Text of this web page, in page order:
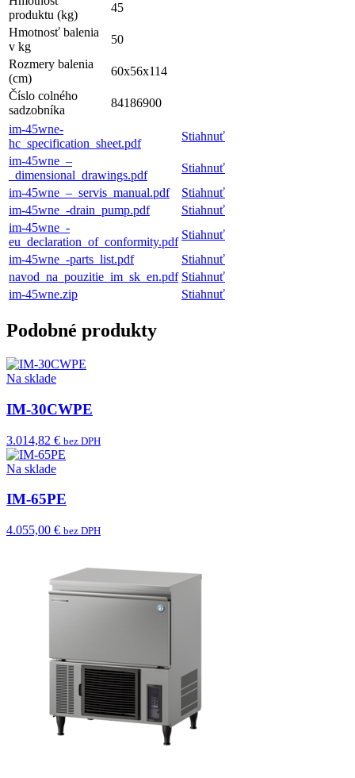
produktu (kg)
45
Hmotnosť balenia
v kg
50
Rozmery balenia
(cm)
60x56x114
Číslo colného
sadzobníka
84186900
im-45wne-
hc_specification_sheet.pdf
Stiahnuť
im-45wne_–
_dimensional_drawings.pdf
Stiahnuť
im-45wne_–_servis_manual.pdf
Stiahnuť
im-45wne_-drain_pump.pdf
Stiahnuť
im-45wne_-
eu_declaration_of_conformity.pdf
Stiahnuť
im-45wne_-parts_list.pdf
Stiahnuť
navod_na_pouzitie_im_sk_en.pdf Stiahnuť
im-45wne.zip
Stiahnuť
Podobné produkty
Na sklade
IM-30CWPE
3.014,82 € bez DPH
Na sklade
IM-65PE
4.055,00 € bez DPH